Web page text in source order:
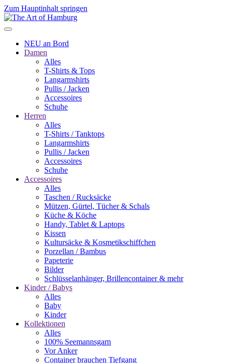
Zum Hauptinhalt springen
NEU an Bord
Damen
Alles
T-Shirts & Tops
Langarmshirts
Pullis / Jacken
Accessoires
Schuhe
Herren
Alles
T-Shirts / Tanktops
Langarmshirts
Pullis / Jacken
Accessoires
Schuhe
Accessoires
Alles
Taschen / Rucksäcke
Mützen, Gürtel, Tücher & Schals
Küche & Köche
Handy, Tablet & Laptops
Kissen
Kultursäcke & Kosmetikschiffchen
Porzellan / Bambus
Papeterie
Bilder
Schlüsselanhänger, Brillencontainer & mehr
Kinder / Babys
Alles
Baby
Kinder
Kollektionen
Alles
100% Seemannsgarn
Vor Anker
Container brauchen Tiefgang